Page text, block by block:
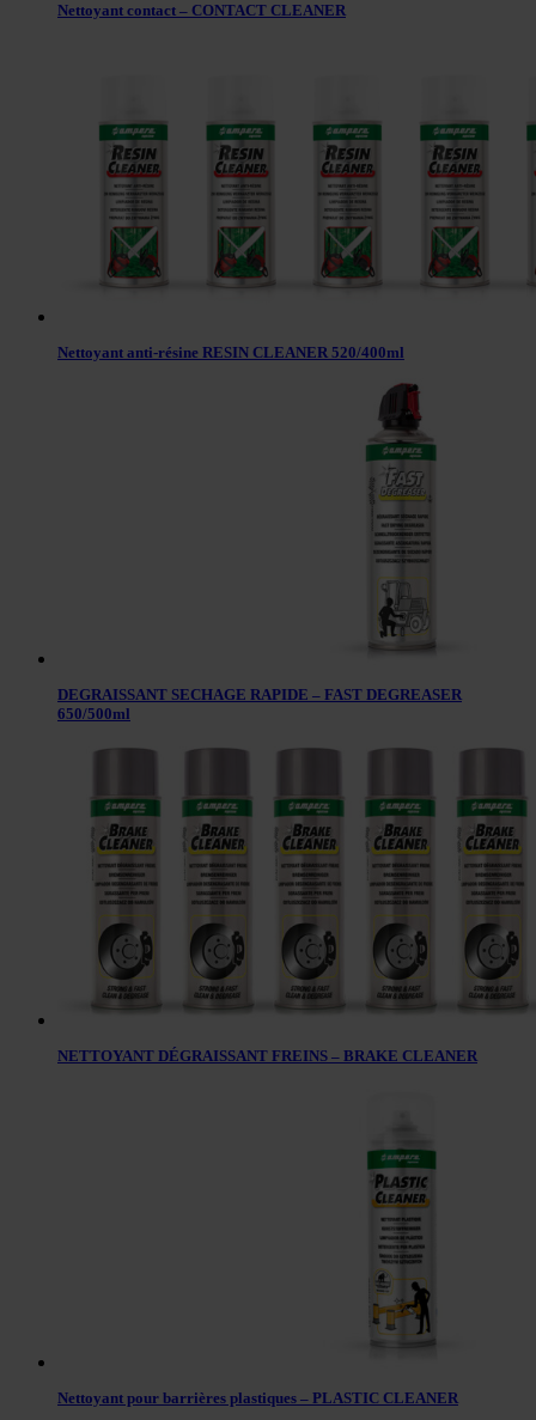
Nettoyant contact – CONTACT CLEANER
Nettoyant anti-résine RESIN CLEANER 520/400ml
DEGRAISSANT SECHAGE RAPIDE – FAST DEGREASER
650/500ml
NETTOYANT DÉGRAISSANT FREINS – BRAKE CLEANER
Nettoyant pour barrières plastiques – PLASTIC CLEANER